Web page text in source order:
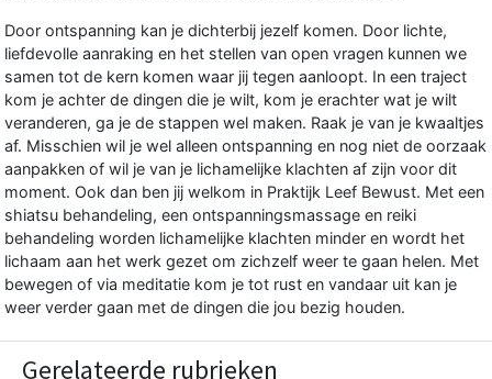
Door ontspanning kan je dichterbij jezelf komen. Door lichte,
liefdevolle aanraking en het stellen van open vragen kunnen we
samen tot de kern komen waar jij tegen aanloopt. In een traject
kom je achter de dingen die je wilt, kom je erachter wat je wilt
veranderen, ga je de stappen wel maken. Raak je van je kwaaltjes
af. Misschien wil je wel alleen ontspanning en nog niet de oorzaak
aanpakken of wil je van je lichamelijke klachten af zijn voor dit
moment. Ook dan ben jij welkom in Praktijk Leef Bewust. Met een
shiatsu behandeling, een ontspanningsmassage en reiki
behandeling worden lichamelijke klachten minder en wordt het
lichaam aan het werk gezet om zichzelf weer te gaan helen. Met
bewegen of via meditatie kom je tot rust en vandaar uit kan je
weer verder gaan met de dingen die jou bezig houden.
Gerelateerde rubrieken